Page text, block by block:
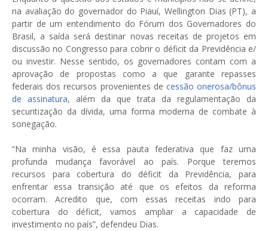
na avaliação do governador do Piauí, Wellington Dias (PT), a
partir de um entendimento do Fórum dos Governadores do
Brasil, a saída será destinar novas receitas de projetos em
discussão no Congresso para cobrir o déficit da Previdência e/
ou investir. Nesse sentido, os governadores contam com a
aprovação de propostas como a que garante repasses
federais dos recursos provenientes de cessão onerosa/bônus
de assinatura, além da que trata da regulamentação da
securitização da dívida, uma forma moderna de combate à
sonegação.
“Na minha visão, é essa pauta federativa que faz uma
profunda mudança favorável ao país. Porque teremos
recursos para cobertura do déficit da Previdência, para
enfrentar essa transição até que os efeitos da reforma
ocorram. Acredito que, com essas receitas indo para
cobertura do déficit, vamos ampliar a capacidade de
investimento no país”, defendeu Dias.